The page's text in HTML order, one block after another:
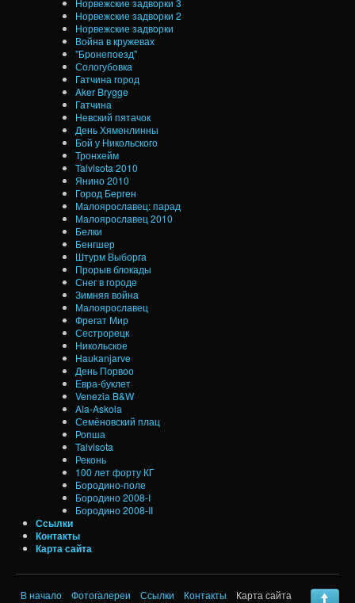
Норвежские задворки 3
Норвежские задворки 2
Норвежские задворки
Война в кружевах
"Бронепоезд"
Сологубовка
Гатчина город
Aker Brygge
Гатчина
Невский пятачок
День Хяменлинны
Бой у Никольского
Тронхейм
Talvisota 2010
Янино 2010
Город Берген
Малоярославец: парад
Малоярославец 2010
Белки
Бенгшер
Штурм Выборга
Прорыв блокады
Снег в городе
Зимняя война
Малоярославец
Фрегат Мир
Сестрорецк
Никольское
Haukanjarve
День Порвоо
Евра-буклет
Venezia B&W
Ala-Askola
Семёновский плац
Ропша
Talvisota
Реконь
100 лет форту КГ
Бородино-поле
Бородино 2008-I
Бородино 2008-II
Ссылки
Контакты
Карта сайта
В начало Фотогалереи Ссылки Контакты
Карта сайта